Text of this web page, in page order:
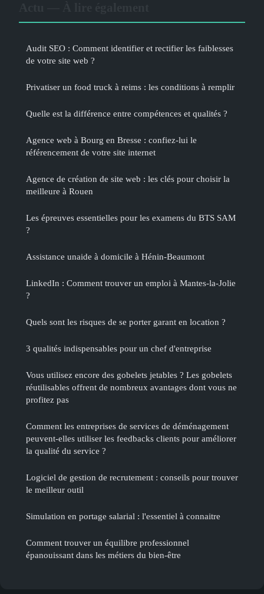
Audit SEO : Comment identifier et rectifier les faiblesses
de votre site web ?
Privatiser un food truck à reims : les conditions à remplir
Quelle est la différence entre compétences et qualités ?
Agence web à Bourg en Bresse : confiez-lui le
référencement de votre site internet
Agence de création de site web : les clés pour choisir la
meilleure à Rouen
Les épreuves essentielles pour les examens du BTS SAM
?
Assistance unaide à domicile à Hénin-Beaumont
LinkedIn : Comment trouver un emploi à Mantes-la-Jolie
?
Quels sont les risques de se porter garant en location ?
3 qualités indispensables pour un chef d'entreprise
Vous utilisez encore des gobelets jetables ? Les gobelets
réutilisables offrent de nombreux avantages dont vous ne
profitez pas
Comment les entreprises de services de déménagement
peuvent-elles utiliser les feedbacks clients pour améliorer
la qualité du service ?
Logiciel de gestion de recrutement : conseils pour trouver
le meilleur outil
Simulation en portage salarial : l'essentiel à connaitre
Comment trouver un équilibre professionnel
épanouissant dans les métiers du bien-être